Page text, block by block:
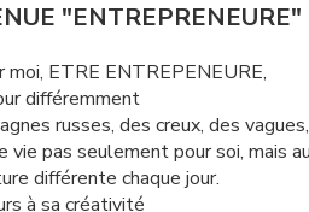
"ENTREPRENEURE"
moi, ETRE ENTREPENEURE,
différemment
russes, des creux, des vagues,
vie pas seulement pour soi, mais
différente chaque jour.
à sa créativité